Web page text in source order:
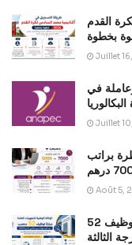
القدم
Juillet
50 عامل وعاملة في
Juillet
براتب
Août 5,
الوكالة الوطنية للتجهيزات العامة: مباراة توظيف 52
الثالثة